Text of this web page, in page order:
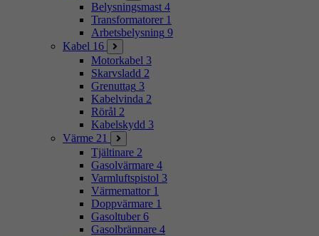
Belysningsmast 4
Transformatorer 1
Arbetsbelysning 9
Kabel 16
Motorkabel 3
Skarvsladd 2
Grenuttag 3
Kabelvinda 2
Rörål 2
Kabelskydd 3
Värme 21
Tjältinare 2
Gasolvärmare 4
Varmluftspistol 3
Värmemattor 1
Doppvärmare 1
Gasoltuber 6
Gasolbrännare 4